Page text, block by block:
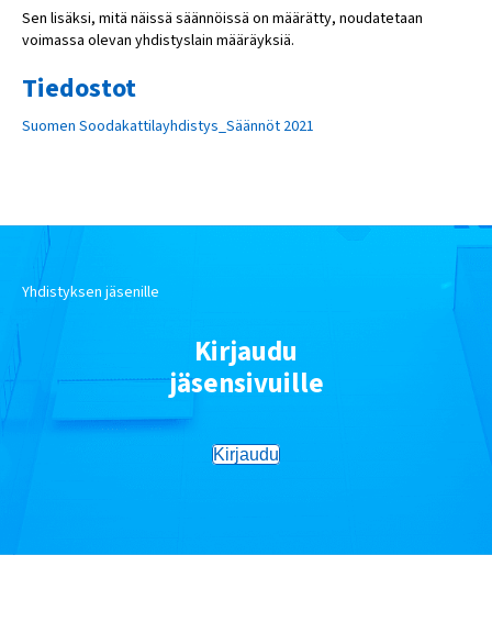
Sen lisäksi, mitä näissä säännöissä on määrätty, noudatetaan
voimassa olevan yhdistyslain määräyksiä.
Tiedostot
Suomen Soodakattilayhdistys_Säännöt 2021
Yhdistyksen jäsenille
Kirjaudu
jäsensivuille
Kirjaudu